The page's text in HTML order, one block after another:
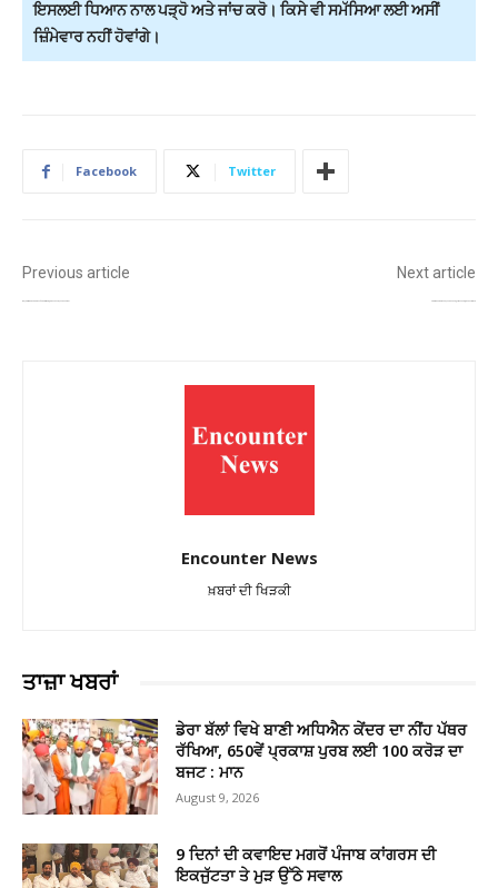
ਇਸਲਈ ਧਿਆਨ ਨਾਲ ਪੜ੍ਹੋ ਅਤੇ ਜਾਂਚ ਕਰੋ। ਕਿਸੇ ਵੀ ਸਮੱਸਿਆ ਲਈ ਅਸੀਂ
ਜ਼ਿੰਮੇਵਾਰ ਨਹੀਂ ਹੋਵਾਂਗੇ।
Facebook Twitter
Previous article Next article
Encounter News
ਖ਼ਬਰਾਂ ਦੀ ਖਿੜਕੀ
ਤਾਜ਼ਾ ਖਬਰਾਂ
ਡੇਰਾ ਬੱਲਾਂ ਵਿਖੇ ਬਾਣੀ ਅਧਿਐਨ ਕੇਂਦਰ ਦਾ ਨੀਂਹ ਪੱਥਰ
ਰੱਖਿਆ, 650ਵੇਂ ਪ੍ਰਕਾਸ਼ ਪੁਰਬ ਲਈ 100 ਕਰੋੜ ਦਾ
ਬਜਟ : ਮਾਨ
August 9, 2026
9 ਦਿਨਾਂ ਦੀ ਕਵਾਇਦ ਮਗਰੋਂ ਪੰਜਾਬ ਕਾਂਗਰਸ ਦੀ
ਇਕਜੁੱਟਤਾ ਤੇ ਮੁੜ ਉੱਠੇ ਸਵਾਲ